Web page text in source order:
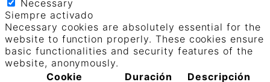
Necessary
Siempre activado
Necessary cookies are absolutely essential for the
website to function properly. These cookies ensure
basic functionalities and security features of the
website, anonymously.
Cookie
Duración Descripción